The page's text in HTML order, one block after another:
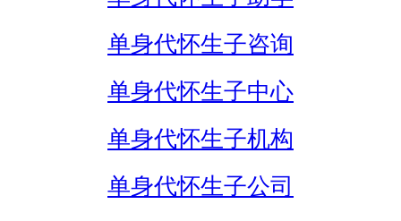
单身代怀生子咨询
单身代怀生子中心
单身代怀生子机构
单身代怀生子公司